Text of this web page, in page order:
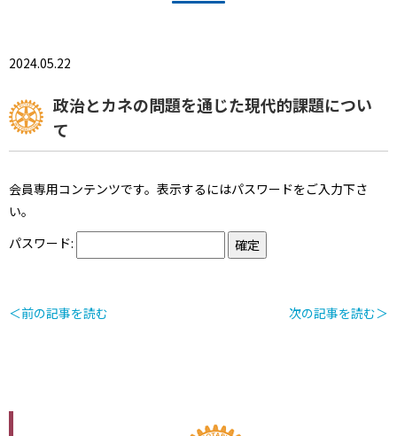
2024.05.22
政治とカネの問題を通じた現代的課題につい
て
会員専用コンテンツです。表示するにはパスワードをご入力下さ
い。
パスワード:
＜前の記事を読む 次の記事を読む＞